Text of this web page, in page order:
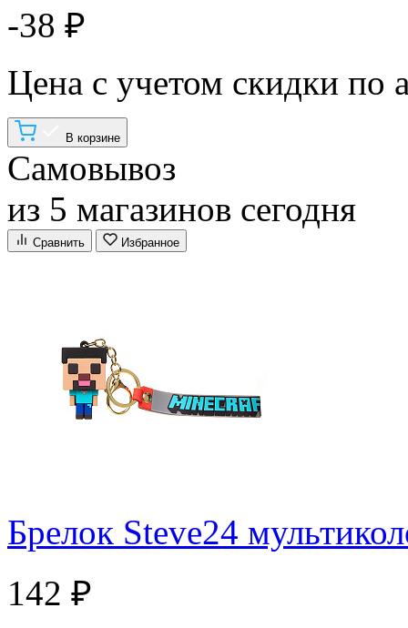
-38 ₽
Цена с учетом скидки по
В корзине
Самовывоз
из 5 магазинов сегодня
Сравнить Избранное
Брелок Steve24
142 ₽